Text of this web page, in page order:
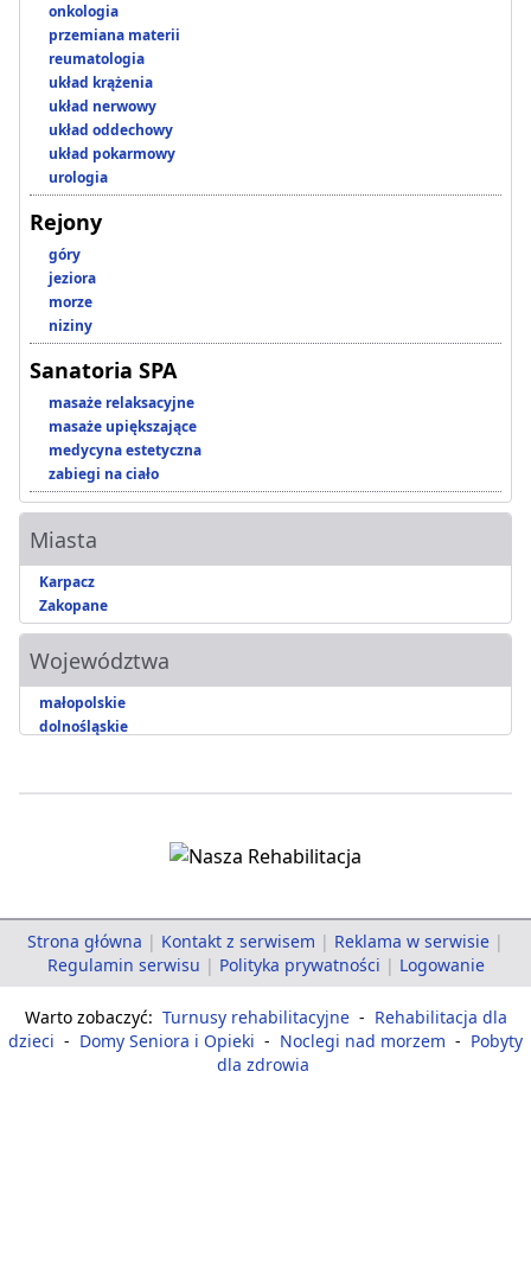
onkologia
przemiana materii
reumatologia
układ krążenia
układ nerwowy
układ oddechowy
układ pokarmowy
urologia
Rejony
góry
jeziora
morze
niziny
Sanatoria SPA
masaże relaksacyjne
masaże upiększające
medycyna estetyczna
zabiegi na ciało
Miasta
Karpacz
Zakopane
Województwa
małopolskie
dolnośląskie
Strona główna | Kontakt z serwisem | Reklama w serwisie |
Regulamin serwisu | Polityka prywatności | Logowanie
Warto zobaczyć: Turnusy rehabilitacyjne - Rehabilitacja dla
dzieci - Domy Seniora i Opieki - Noclegi nad morzem - Pobyty
dla zdrowia